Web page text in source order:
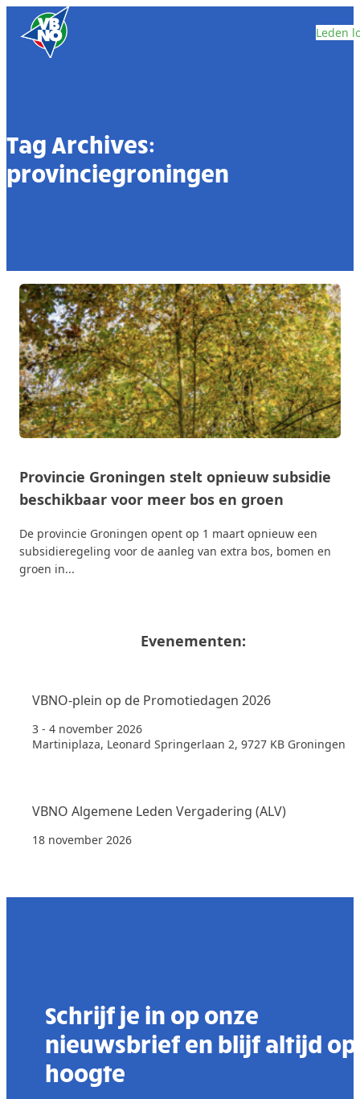
Skip to content
Leden
Tag Archives:
provinciegroningen
Provincie Groningen stelt opnieuw subsidie
beschikbaar voor meer bos en groen
De provincie Groningen opent op 1 maart opnieuw een
subsidieregeling voor de aanleg van extra bos, bomen en
groen in...
Evenementen:
VBNO-plein op de Promotiedagen 2026
3 - 4 november 2026
Martiniplaza, Leonard Springerlaan 2, 9727 KB Groningen
VBNO Algemene Leden Vergadering (ALV)
18 november 2026
Schrijf je in op onze
nieuwsbrief en blijf altijd op
hoogte